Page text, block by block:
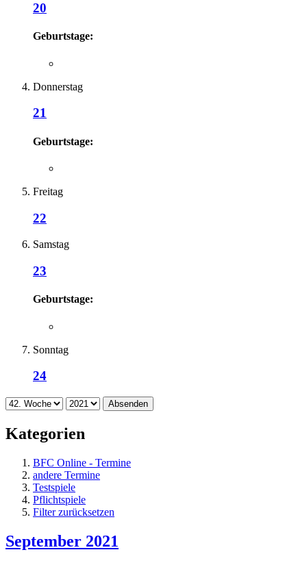
20
Geburtstage:
Donnerstag
21
Geburtstage:
Freitag
22
Samstag
23
Geburtstage:
Sonntag
24
Absenden
Kategorien
BFC Online - Termine
andere Termine
Testspiele
Pflichtspiele
Filter zurücksetzen
September 2021